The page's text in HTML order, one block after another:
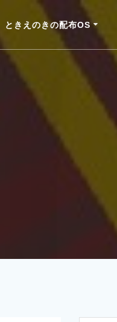
ときえのきの配布OS